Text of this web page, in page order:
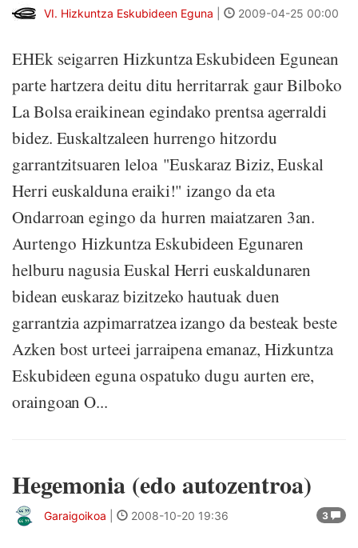
VI. Hizkuntza Eskubideen Eguna 2009-04-25 00:00
EHEk seigarren Hizkuntza Eskubideen Egunean
parte hartzera deitu ditu herritarrak gaur Bilboko
La Bolsa eraikinean egindako prentsa agerraldi
bidez. Euskaltzaleen hurrengo hitzordu
garrantzitsuaren leloa "Euskaraz Biziz, Euskal
Herri euskalduna eraiki!" izango da eta
Ondarroan egingo da hurren maiatzaren 3an.
Aurtengo Hizkuntza Eskubideen Egunaren
helburu nagusia Euskal Herri euskaldunaren
bidean euskaraz bizitzeko hautuak duen
garrantzia azpimarratzea izango da besteak beste
Azken bost urteei jarraipena emanaz, Hizkuntza
Eskubideen eguna ospatuko dugu aurten ere,
oraingoan O...
Hegemonia (edo autozentroa)
3
Garaigoikoa 2008-10-20 19:36